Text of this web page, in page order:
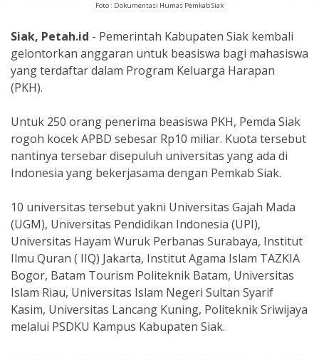
Foto : Dokumentasi Humas Pemkab Siak
Siak, Petah.id - Pemerintah Kabupaten Siak kembali
gelontorkan anggaran untuk beasiswa bagi mahasiswa
yang terdaftar dalam Program Keluarga Harapan
(PKH).
Untuk 250 orang penerima beasiswa PKH, Pemda Siak
rogoh kocek APBD sebesar Rp10 miliar. Kuota tersebut
nantinya tersebar disepuluh universitas yang ada di
Indonesia yang bekerjasama dengan Pemkab Siak.
10 universitas tersebut yakni Universitas Gajah Mada
(UGM), Universitas Pendidikan Indonesia (UPI),
Universitas Hayam Wuruk Perbanas Surabaya, Institut
Ilmu Quran ( IIQ) Jakarta, Institut Agama Islam TAZKIA
Bogor, Batam Tourism Politeknik Batam, Universitas
Islam Riau, Universitas Islam Negeri Sultan Syarif
Kasim, Universitas Lancang Kuning, Politeknik Sriwijaya
melalui PSDKU Kampus Kabupaten Siak.